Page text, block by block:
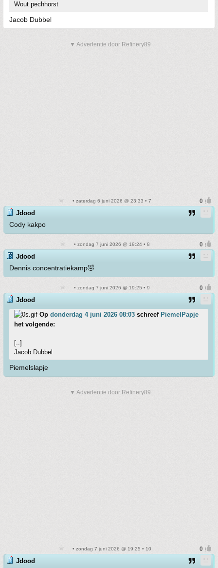
Wout pechhorst
Jacob Dubbel
▼ Advertentie door Refinery89
• zaterdag 6 juni 2026 @ 23:33 • 7
Jdood
Cody kakpo
• zondag 7 juni 2026 @ 19:24 • 8
Jdood
Dennis concentratiekamp🤣
• zondag 7 juni 2026 @ 19:25 • 9
Jdood
Op donderdag 4 juni 2026 08:03 schreef PiemelPapje
het volgende:
[..]
Jacob Dubbel
Piemelslapje
▼ Advertentie door Refinery89
• zondag 7 juni 2026 @ 19:25 • 10
Jdood